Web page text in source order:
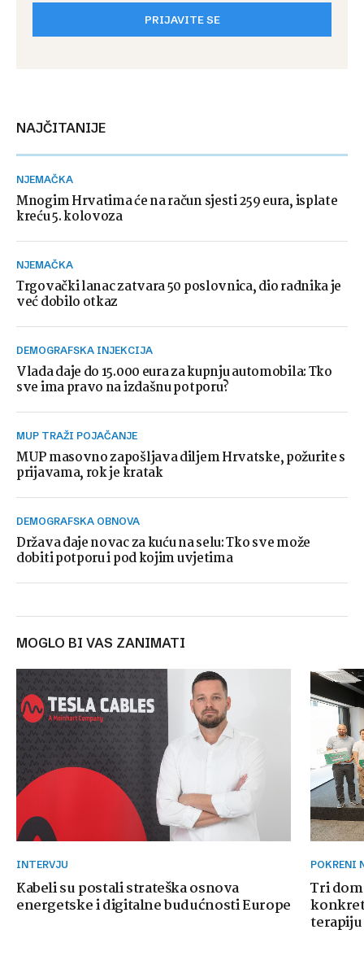
PRIJAVITE SE
NAJČITANIJE
NJEMAČKA
Mnogim Hrvatima će na račun sjesti 259 eura, isplate
kreću 5. kolovoza
NJEMAČKA
Trgovački lanac zatvara 50 poslovnica, dio radnika je
već dobilo otkaz
DEMOGRAFSKA INJEKCIJA
Vlada daje do 15.000 eura za kupnju automobila: Tko
sve ima pravo na izdašnu potporu?
MUP TRAŽI POJAČANJE
MUP masovno zapošljava diljem Hrvatske, požurite s
prijavama, rok je kratak
DEMOGRAFSKA OBNOVA
Država daje novac za kuću na selu: Tko sve može
dobiti potporu i pod kojim uvjetima
MOGLO BI VAS ZANIMATI
INTERVJU
Kabeli su postali strateška osnova
energetske i digitalne budućnosti Europe
POKRENI
Tri